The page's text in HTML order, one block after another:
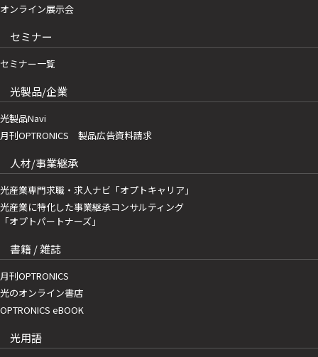
オンライン展示会
セミナー
セミナー一覧
光製品/企業
光製品Navi
月刊OPTRONICS 製品広告資料請求
人材/事業継承
光産業専門求職・求人ナビ「オプトキャリア」
光産業に特化した事業継承コンサルティング
「オプトパートナーズ」
書籍 / 雑誌
月刊OPTRONICS
光のオンライン書店
OPTRONICS eBOOK
光用語